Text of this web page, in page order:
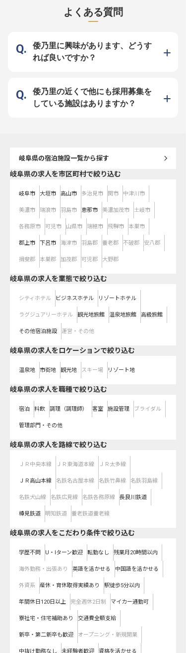
い癒し時間をお届けしています。
◆安定企業のリブマックスグルー
イベートも充実 ――安定企業なら
では！働きやすさを追求したサポー
ト体制 1998年に不動産仲介から始
め、今ではホテルやマンション、飲
社負担（水道・光熱費のみ自己負
担）！年間休日は業界屈指の120日
のため、自分の時間を確保しつつ無
理のない働き方を実現できます。幅
観光地が点在しており多くのお客様
が訪れます。※この求人は2023年6
月23日時点の情報です
よくある質問
倭乃里に興味があります、どうす
れば良いですか？
倭乃里の近くで他にも採用募集を
している施設はありますか？
岐阜県の宿泊施設一覧から探す
岐阜県の求人を市区町村で絞り込む
岐阜市 大垣市 高山市 多治見市 関市 中津川市
美濃市 瑞浪市 羽島市 恵那市 美濃加茂市 土岐市
各務原市 可児市 山県市 瑞穂市 飛騨市 本巣市
郡上市 下呂市 海津市 羽島郡 養老郡 不破郡 安八郡
揖斐郡 本巣郡 加茂郡 可児郡 大野郡
岐阜県の求人を業態で絞り込む
シティホテル ビジネスホテル リゾートホテル
ラグジュアリーホテル 観光地旅館 温泉地旅館 高級旅館
その他宿泊施設 運営・その他
岐阜県の求人をロケーションで絞り込む
温泉地 市街地 観光地 スキー場 リゾート地
岐阜県の求人を職種で絞り込む
宿泊 料飲 調理（調理師） 客室 施設管理 ブライダル
管理部門・その他
岐阜県の求人を路線で絞り込む
ＪＲ中央本線 ＪＲ東海道本線 ＪＲ太多線
ＪＲ高山本線 名鉄名古屋本線 名鉄竹鼻線 名鉄羽島線
名鉄犬山線 名鉄広見線 名鉄各務原線 長良川鉄道
樽見鉄道 明知鉄道 養老鉄道養老線
岐阜県の求人をこだわり条件で絞り込む
学歴不問 U・Iターン歓迎 転勤なし 残業月20時間以内
海外勤務・出張あり 英語を活かせる 中国語を活かせる
外資系 産休・育休取得実績あり 駅徒歩5分以内
年間休日120日以上 完全週休2日制 マイカー通勤可
寮社宅・住宅補助あり 交通費全額支給
新卒・第二新卒も歓迎 オープニング・新規開業
中抜け勤務なし 未経験者歓迎 資格を活かせる